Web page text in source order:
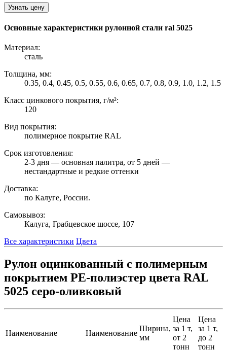
Узнать цену
Основные характеристики рулонной стали ral 5025
Материал:
сталь
Толщина, мм:
0.35, 0.4, 0.45, 0.5, 0.55, 0.6, 0.65, 0.7, 0.8, 0.9, 1.0, 1.2, 1.5
Класс цинкового покрытия, г/м²:
120
Вид покрытия:
полимерное покрытие RAL
Срок изготовления:
2-3 дня — основная палитра, от 5 дней —
нестандартные и редкие оттенки
Доставка:
по Калуге, России.
Самовывоз:
Калуга, Грабцевское шоссе, 107
Все характеристики Цвета
Рулон оцинкованный с полимерным
покрытием PE-полиэстер цвета RAL
5025 серо-оливковый
Наименование Наименование
Ширина,
мм
Цена
за 1 т,
от 2
тонн
Цена
за 1 т,
до 2
тонн